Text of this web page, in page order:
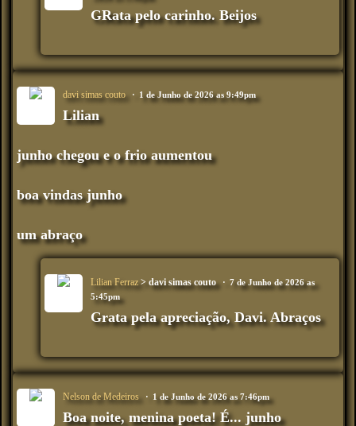
GRata pelo carinho. Beijos
davi simas couto 1 de Junho de 2026 as 9:49pm
Lilian
junho chegou e o frio aumentou
boa vindas junho
um abraço
Lilian Ferraz> davi simas couto
7 de Junho de 2026 as
5:45pm
Grata pela apreciação, Davi. Abraços
Nelson de Medeiros 1 de Junho de 2026 as 7:46pm
Boa noite, menina poeta! É... junho